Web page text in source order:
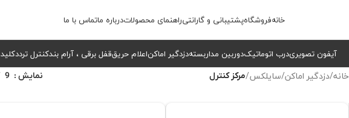
خانهفروشگاهپشتیبانی و گارانتیراهنمای محصولاتدرباره ماتماس با ما
آیفون تصویریدرب اتوماتیکدوربین مداربستهدزدگیر اماکناعلام حریققفل برقی ، آرام بندکنترل ترددکلید
خانه/دزدگیر اماکن/سایلکس/مرکز کنترل نمایش 9